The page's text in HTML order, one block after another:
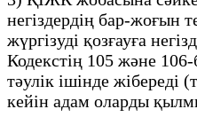
негіздердің бар-жоғын
жүргізуді қозғауға
Кодекстің 105 және
тәулік ішінде
кейін адам оларды